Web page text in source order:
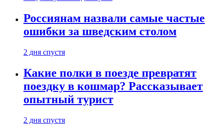
Россиянам назвали самые частые
ошибки за шведским столом
2 дня спустя
Какие полки в поезде превратят
поездку в кошмар? Рассказывает
опытный турист
2 дня спустя